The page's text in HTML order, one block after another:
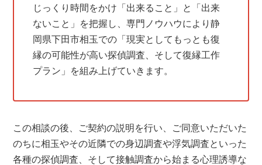
じっくり時間をかけ「出来ること」と「出来
ないこと」を把握し、専門ノウハウにより静
岡県下田市相玉での「現実としてもっとも復
縁の可能性が高い探偵調査、そして復縁工作
プラン」を組み上げていきます。
この相談の後、ご契約の説明を行い、ご同意いただいた
のちに相玉やその近隣での身辺調査や浮気調査といった
各種の探偵調査、そして接触調査から始まる心理誘導な